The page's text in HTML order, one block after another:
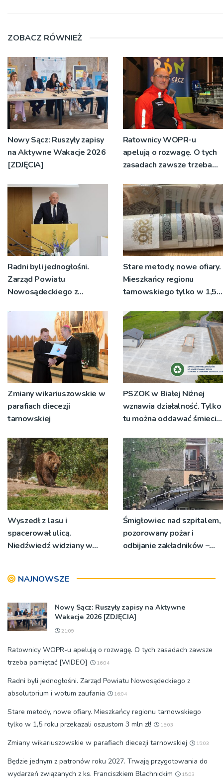
ZOBACZ RÓWNIEŻ
Nowy Sącz: Ruszyły zapisy
na Aktywne Wakacje 2026
[ZDJĘCIA]
Ratownicy WOPR-u
apelują o rozwagę. O tych
zasadach zawsze trzeba
Radni byli jednogłośni.
Zarząd Powiatu
Nowosądeckiego z
Stare metody, nowe ofiary.
Mieszkańcy regionu
tarnowskiego tylko w 1,5
3 mln zł!
Zmiany wikariuszowskie w
parafiach diecezji
tarnowskiej
PSZOK w Białej Niżnej
wznawia działalność. Tylko
tu można oddawać śmieci o
Wyszedł z lasu i
spacerował ulicą.
Niedźwiedź widziany w
Śmigłowiec nad szpitalem,
pozorowany pożar i
odbijanie zakładników –
NAJNOWSZE
Nowy Sącz: Ruszyły zapisy na Aktywne
Wakacje 2026 [ZDJĘCIA]
21:09
Ratownicy WOPR-u apelują o rozwagę. O tych zasadach zawsze
trzeba pamiętać [WIDEO]
16:04
Radni byli jednogłośni. Zarząd Powiatu Nowosądeckiego z
absolutorium i wotum zaufania
16:04
Stare metody, nowe ofiary. Mieszkańcy regionu tarnowskiego
tylko w 1,5 roku przekazali oszustom 3 mln zł!
15:03
Zmiany wikariuszowskie w parafiach diecezji tarnowskiej 15:03
Będzie jednym z patronów roku 2027. Trwają przygotowania do
wydarzeń związanych z ks. Franciszkiem Blachnickim
15:03